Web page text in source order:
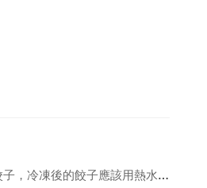
如何煮冷凍餃子，冷凍後的餃子應該用熱水還是冷水煮？